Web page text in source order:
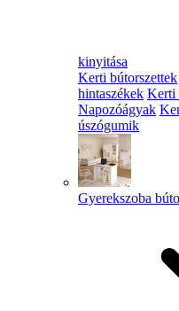
kinyitása
Kerti bútorszettek
hintaszékek Kerti
Napozóágyak
úszógumik
Gyerekszoba